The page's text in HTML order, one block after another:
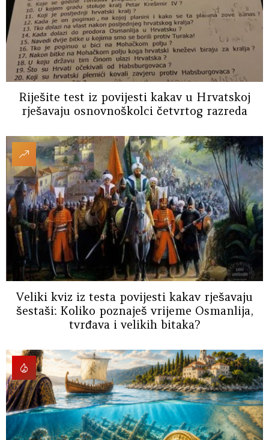
Riješite test iz povijesti kakav u Hrvatskoj
rješavaju osnovnoškolci četvrtog razreda
Veliki kviz iz testa povijesti kakav rješavaju
šestaši: Koliko poznaješ vrijeme Osmanlija,
tvrđava i velikih bitaka?